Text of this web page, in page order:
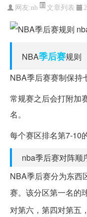
网友:nb 文章列表
NBA季后赛规则
NBA季后赛赛制保持
常规赛之后会打附加
名。
每个赛区排名第7-10
nba季后赛对阵顺
NBA季后赛分为东西
赛。该分区第一名的
对第六，第四对第五